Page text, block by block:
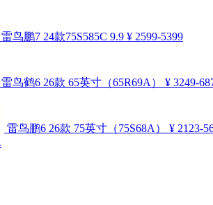
雷鸟鹏7 24款75S585C 9.9 ¥ 2599-5399
雷鸟鹤6 26款 65英寸（65R69A） ¥ 3249-
雷鸟鹏6 26款 75英寸（75S68A）
¥ 2123-